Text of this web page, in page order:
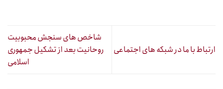
ارتباط با ما در شبکه های اجتماعی
شاخص های سنجش محبوبیت
روحانیت بعد از تشکیل جمهوری
اسلامی